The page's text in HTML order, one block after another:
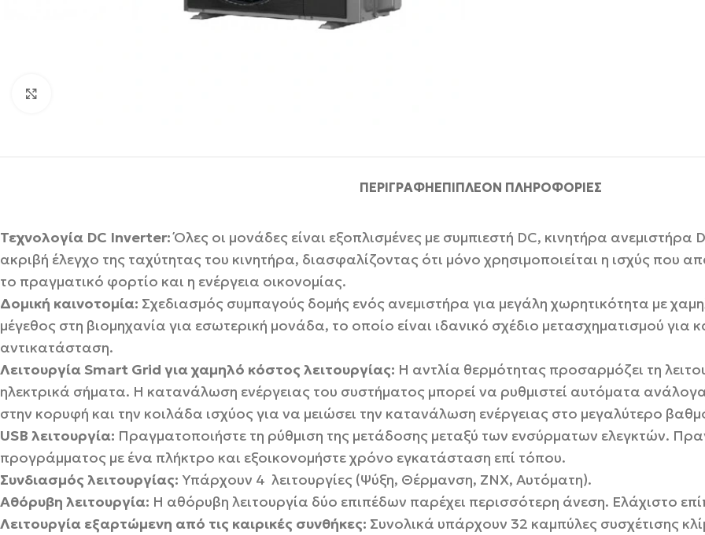
ΠΕΡΙΓΡΑΦΉΕΠΙΠΛΈΟΝ ΠΛΗΡΟΦΟΡΊΕΣ
Τεχνολογία DC Inverter:Όλες οι μονάδες είναι εξοπλισμένες με συμπιεστή DC, κινητήρα ανεμιστήρα
ακριβή έλεγχο της ταχύτητας του κινητήρα, διασφαλίζοντας ότι μόνο χρησιμοποιείται η ισχύς που
το πραγματικό φορτίο και η ενέργεια οικονομίας.
Δομική καινοτομία: Σχεδιασμός συμπαγούς δομής ενός ανεμιστήρα για μεγάλη χωρητικότητα με
μέγεθος στη βιομηχανία για εσωτερική μονάδα, το οποίο είναι ιδανικό σχέδιο μετασχηματισμού για
αντικατάσταση.
Λειτουργία Smart Grid για χαμηλό κόστος λειτουργίας: Η αντλία θερμότητας προσαρμόζει τη
ηλεκτρικά σήματα. Η κατανάλωση ενέργειας του συστήματος μπορεί να ρυθμιστεί αυτόματα
στην κορυφή και την κοιλάδα ισχύος για να μειώσει την κατανάλωση ενέργειας στο μεγαλύτερο
USB λειτουργία: Πραγματοποιήστε τη ρύθμιση της μετάδοσης μεταξύ των ενσύρματων ελεγκτών.
προγράμματος με ένα πλήκτρο και εξοικονομήστε χρόνο εγκατάσταση επί τόπου.
Συνδιασμός λειτουργίας: Υπάρχουν 4 λειτουργίες (Ψύξη, Θέρμανση, ΖΝΧ, Αυτόματη).
Αθόρυβη λειτουργία: Η αθόρυβη λειτουργία δύο επιπέδων παρέχει περισσότερη άνεση. Ελάχιστο
Λειτουργία εξαρτώμενη από τις καιρικές συνθήκες: Συνολικά υπάρχουν 32 καμπύλες συσχέτισης